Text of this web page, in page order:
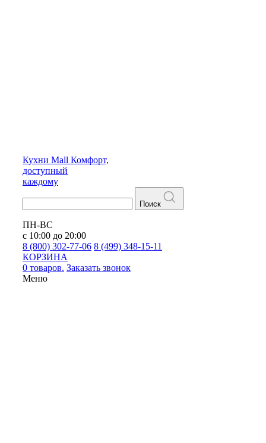
Кухни Mall Комфорт,
доступный
каждому
Поиск
ПН-ВС
с 10:00 до 20:00
8 (800) 302-77-06 8 (499) 348-15-11
КОРЗИНА
0 товаров. Заказать звонок
Меню